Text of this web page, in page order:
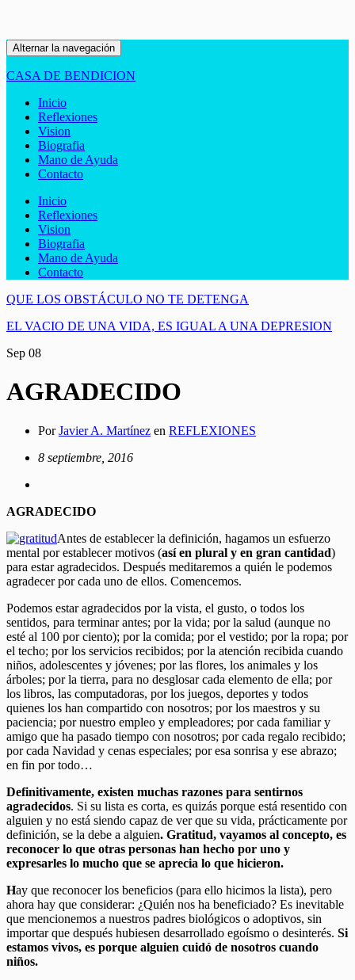
Alternar la navegación
CASA DE BENDICION
Inicio
Reflexiones
Vision
Biografia
Mano de Ayuda
Contacto
Inicio
Reflexiones
Vision
Biografia
Mano de Ayuda
Contacto
QUE LOS OBSTÁCULO NO TE DETENGA
EL VACIO DE UNA VIDA, ES IGUAL A UNA DEPRESION
Sep 08
AGRADECIDO
PorJavier A. Martínez en REFLEXIONES
8 septiembre, 2016
AGRADECIDO
Antes de establecer la definición, hagamos un esfuerzo
mental por establecer motivos (así en plural y en gran cantidad)
para estar agradecidos. Después meditaremos a quién le podemos
agradecer por cada uno de ellos. Comencemos.
Podemos estar agradecidos por la vista, el gusto, o todos los
sentidos, para terminar antes; por la vida; por la salud (aunque no
esté al 100 por ciento); por la comida; por el vestido; por la ropa; por
el techo; por los servicios recibidos; por la atención recibida cuando
niños, adolescentes y jóvenes; por las flores, los animales y los
árboles; por la tierra, para no desglosar cada elemento de ella; por
los libros, las computadoras, por los juegos, deportes y todos
quienes los han compartido con nosotros; por los maestros y su
paciencia; por nuestro empleo y empleadores; por cada familiar y
amigo que ha pasado tiempo con nosotros; por cada regalo recibido;
por cada Navidad y cenas especiales; por esa sonrisa y ese abrazo;
en fin por todo…
Definitivamente, existen muchas razones para sentirnos
agradecidos. Si su lista es corta, es quizás porque está resentido con
alguien y no está siendo capaz de ver que su vida, prácticamente por
definición, se la debe a alguien. Gratitud, vayamos al concepto, es
reconocer lo que otras personas han hecho por uno y
expresarles lo mucho que se aprecia lo que hicieron.
Hay que reconocer los beneficios (para ello hicimos la lista), pero
ahora hay que considerar: ¿Quién nos ha beneficiado? Es inevitable
que mencionemos a nuestros padres biológicos o adoptivos, sin
importar que después hubiesen desarrollado egoísmo o desinterés. Si
estamos vivos, es porque alguien cuidó de nosotros cuando
niños.